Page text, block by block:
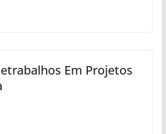
Em Projetos